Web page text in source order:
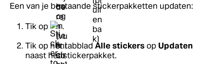
Een van je bestaande stickerpakketten updaten:
Tik op
.
Tik op het tabblad Alle stickersop Updaten
naast het stickerpakket.